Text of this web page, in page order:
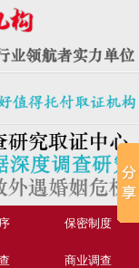
保密制度
商业调查